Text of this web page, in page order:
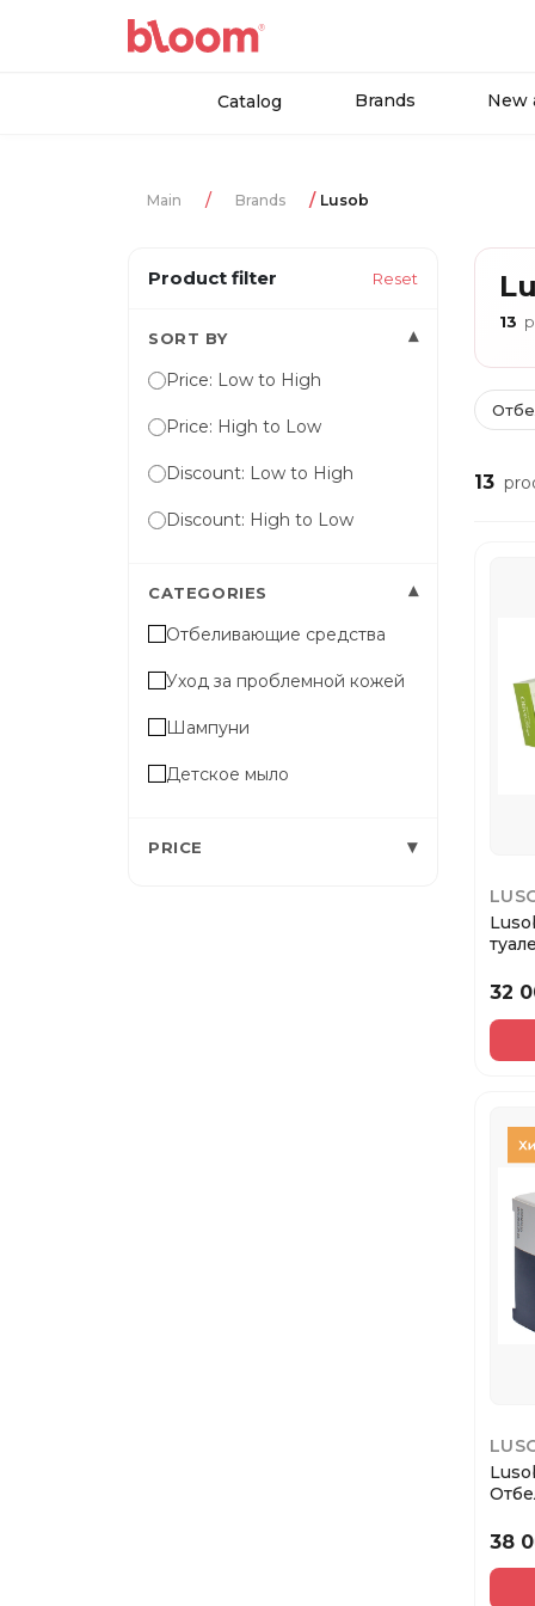
Catalog Brands New
Main Brands Lusob
Product filter Reset
SORT BY ▾
Price: Low to High
Price: High to Low
Discount: Low to High
Discount: High to Low
CATEGORIES ▾
Отбеливающие средства
Уход за проблемной кожей
Шампуни
Детское мыло
PRICE ▾
13
13
32
38